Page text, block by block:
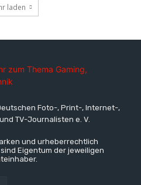
laden
Foto-, Print-, Internet-,
TV-Journalisten e. V.
und urheberrechtlich
Eigentum der jeweiligen